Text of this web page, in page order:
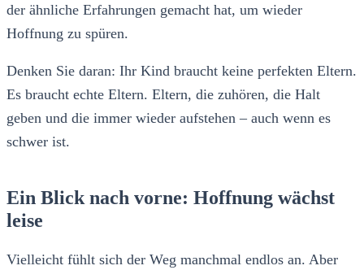
der ähnliche Erfahrungen gemacht hat, um wieder
Hoffnung zu spüren.
Denken Sie daran: Ihr Kind braucht keine perfekten Eltern.
Es braucht echte Eltern. Eltern, die zuhören, die Halt
geben und die immer wieder aufstehen – auch wenn es
schwer ist.
Ein Blick nach vorne: Hoffnung wächst
leise
Vielleicht fühlt sich der Weg manchmal endlos an. Aber